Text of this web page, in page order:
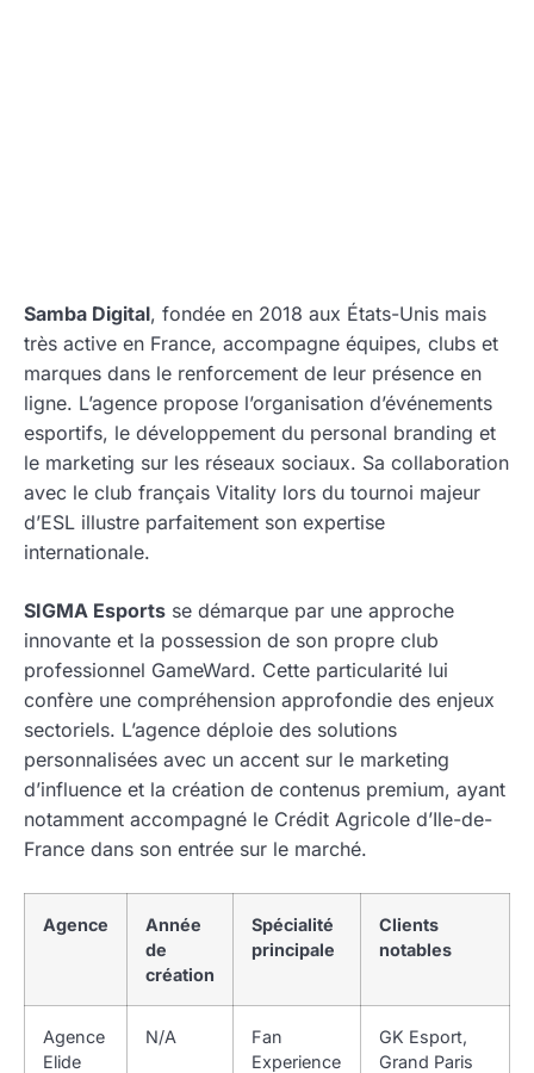
Samba Digital, fondée en 2018 aux États-Unis mais
très active en France, accompagne équipes, clubs et
marques dans le renforcement de leur présence en
ligne. L’agence propose l’organisation d’événements
esportifs, le développement du personal branding et
le marketing sur les réseaux sociaux. Sa collaboration
avec le club français Vitality lors du tournoi majeur
d’ESL illustre parfaitement son expertise
internationale.
SIGMA Esports se démarque par une approche
innovante et la possession de son propre club
professionnel GameWard. Cette particularité lui
confère une compréhension approfondie des enjeux
sectoriels. L’agence déploie des solutions
personnalisées avec un accent sur le marketing
d’influence et la création de contenus premium, ayant
notamment accompagné le Crédit Agricole d’Ile-de-
France dans son entrée sur le marché.
Agence
Année
de
création
Spécialité
principale
Clients
notables
Agence
Elide
N/A
Fan
Experience
GK Esport,
Grand Paris